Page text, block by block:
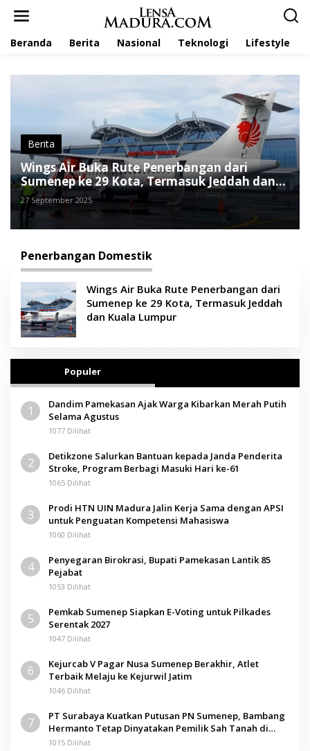
Beranda Berita Nasional Teknologi Lifestyle
Berita
Wings Air Buka Rute Penerbangan dari
Sumenep ke 29 Kota, Termasuk Jeddah dan
Kuala Lumpur
27 September 2025
Penerbangan Domestik
Wings Air Buka Rute Penerbangan dari
Sumenep ke 29 Kota, Termasuk Jeddah
dan Kuala Lumpur
Populer
1
Dandim Pamekasan Ajak Warga Kibarkan Merah Putih
Selama Agustus
1077 Dilihat
2
Detikzone Salurkan Bantuan kepada Janda Penderita
Stroke, Program Berbagi Masuki Hari ke-61
1065 Dilihat
3
Prodi HTN UIN Madura Jalin Kerja Sama dengan APSI
untuk Penguatan Kompetensi Mahasiswa
1060 Dilihat
4
Penyegaran Birokrasi, Bupati Pamekasan Lantik 85
Pejabat
1053 Dilihat
5
Pemkab Sumenep Siapkan E-Voting untuk Pilkades
Serentak 2027
1047 Dilihat
6
Kejurcab V Pagar Nusa Sumenep Berakhir, Atlet
Terbaik Melaju ke Kejurwil Jatim
1046 Dilihat
7
PT Surabaya Kuatkan Putusan PN Sumenep, Bambang
Hermanto Tetap Dinyatakan Pemilik Sah Tanah di
Pamolokan
1015 Dilihat